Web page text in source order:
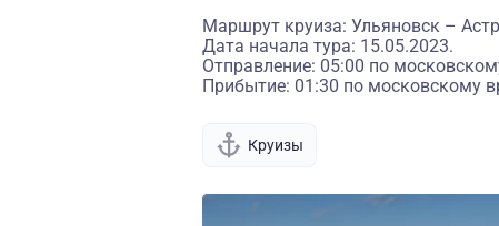
Маршрут круиза: Ульяновск –
Дата начала тура: 15.05.2023.
Отправление: 05:00 по
Прибытие: 01:30 по московскому
Круизы